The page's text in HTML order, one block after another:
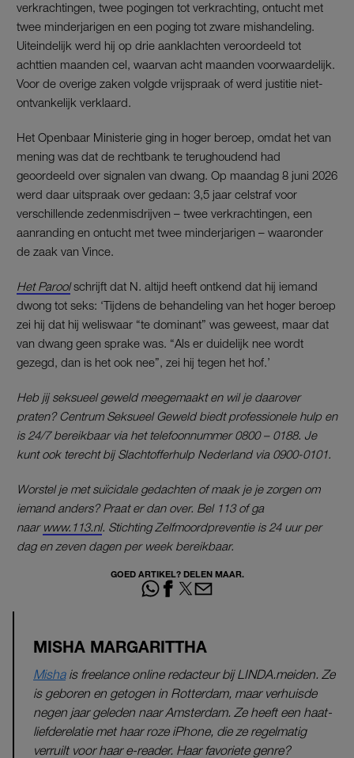
verkrachtingen, twee pogingen tot verkrachting, ontucht met
twee minderjarigen en een poging tot zware mishandeling.
Uiteindelijk werd hij op drie aanklachten veroordeeld tot
achttien maanden cel, waarvan acht maanden voorwaardelijk.
Voor de overige zaken volgde vrijspraak of werd justitie niet-
ontvankelijk verklaard.
Het Openbaar Ministerie ging in hoger beroep, omdat het van
mening was dat de rechtbank te terughoudend had
geoordeeld over signalen van dwang. Op maandag 8 juni 2026
werd daar uitspraak over gedaan: 3,5 jaar celstraf voor
verschillende zedenmisdrijven – twee verkrachtingen, een
aanranding en ontucht met twee minderjarigen – waaronder
de zaak van Vince.
Het Paroolschrijft dat N. altijd heeft ontkend dat hij iemand
dwong tot seks: ‘Tijdens de behandeling van het hoger beroep
zei hij dat hij weliswaar “te dominant” was geweest, maar dat
van dwang geen sprake was. “Als er duidelijk nee wordt
gezegd, dan is het ook nee”, zei hij tegen het hof.’
Heb jij seksueel geweld meegemaakt en wil je daarover
praten? Centrum Seksueel Geweld biedt professionele hulp en
is 24/7 bereikbaar via het telefoonnummer 0800 – 0188. Je
kunt ook terecht bij Slachtofferhulp Nederland via 0900-0101.
Worstel je met suïcidale gedachten of maak je je zorgen om
iemand anders? Praat er dan over. Bel 113 of ga
naar www.113.nl. Stichting Zelfmoordpreventie is 24 uur per
dag en zeven dagen per week bereikbaar.
GOED ARTIKEL? DELEN MAAR.
MISHA MARGARITTHA
Mishais freelance online redacteur bij LINDA.meiden. Ze
is geboren en getogen in Rotterdam, maar verhuisde
negen jaar geleden naar Amsterdam. Ze heeft een haat-
liefderelatie met haar roze iPhone, die ze regelmatig
verruilt voor haar e-reader. Haar favoriete genre?